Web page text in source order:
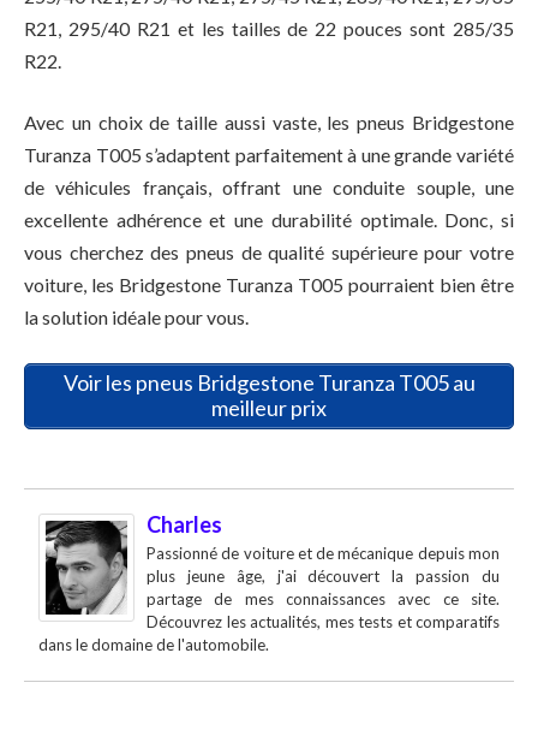
R21, 295/40 R21 et les tailles de 22 pouces sont 285/35
R22.
Avec un choix de taille aussi vaste, les pneus Bridgestone
Turanza T005 s’adaptent parfaitement à une grande variété
de véhicules français, offrant une conduite souple, une
excellente adhérence et une durabilité optimale. Donc, si
vous cherchez des pneus de qualité supérieure pour votre
voiture, les Bridgestone Turanza T005 pourraient bien être
la solution idéale pour vous.
Voir les pneus Bridgestone Turanza T005 au
meilleur prix
Charles
Passionné de voiture et de mécanique depuis mon
plus jeune âge, j'ai découvert la passion du
partage de mes connaissances avec ce site.
Découvrez les actualités, mes tests et comparatifs
dans le domaine de l'automobile.